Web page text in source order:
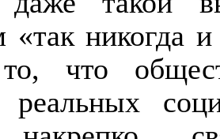
никогда и
что
реальных